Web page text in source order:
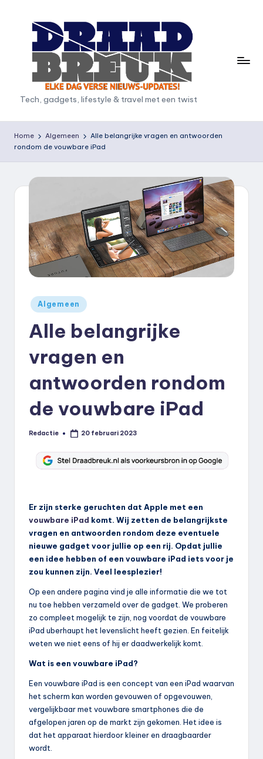
D
r
a
a
Tech, gadgets, lifestyle & travel met een twist
Home Algemeen
Alle belangrijke vragen en antwoorden
rondom de vouwbare iPad
Geplaatst
in
Algemeen
Alle belangrijke
vragen en
antwoorden rondom
de vouwbare iPad
Geplaatst
Redactie 20 februari 2023
Er zijn sterke geruchten dat Apple met een
vouwbare iPad komt. Wij zetten de belangrijkste
vragen en antwoorden rondom deze eventuele
nieuwe gadget voor jullie op een rij. Opdat jullie
een idee hebben of een vouwbare iPad iets voor je
zou kunnen zijn. Veel leesplezier!
Op een andere pagina vind je alle informatie die we tot
nu toe hebben verzameld over de gadget. We proberen
zo compleet mogelijk te zijn, nog voordat de vouwbare
iPad uberhaupt het levenslicht heeft gezien. En feitelijk
weten we niet eens of hij er daadwerkelijk komt.
Wat is een vouwbare iPad?
Een vouwbare iPad is een concept van een iPad waarvan
het scherm kan worden gevouwen of opgevouwen,
vergelijkbaar met vouwbare smartphones die de
afgelopen jaren op de markt zijn gekomen. Het idee is
dat het apparaat hierdoor kleiner en draagbaarder
wordt.